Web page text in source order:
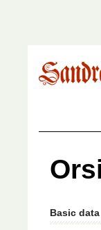
Basic data